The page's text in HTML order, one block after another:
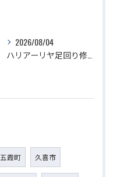
2026/08/04
五霞町 久喜市